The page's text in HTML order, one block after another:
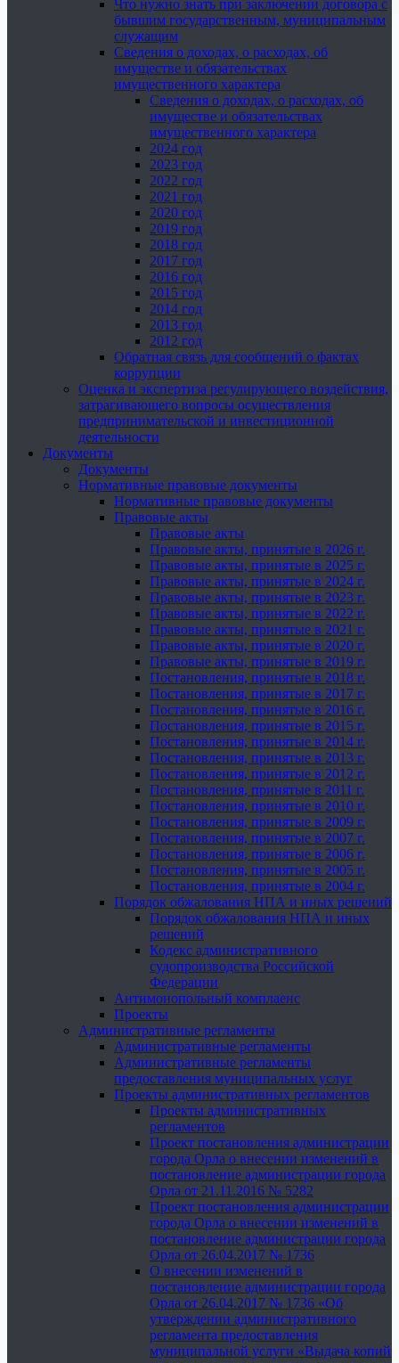
Что нужно знать при заключении договора с
бывшим государственным, муниципальным
служащим
Сведения о доходах, о расходах, об
имуществе и обязательствах
имущественного характера
Сведения о доходах, о расходах, об
имуществе и обязательствах
имущественного характера
2024 год
2023 год
2022 год
2021 год
2020 год
2019 год
2018 год
2017 год
2016 год
2015 год
2014 год
2013 год
2012 год
Обратная связь для сообщений о фактах
коррупции
Оценка и экспертиза регулирующего воздействия,
затрагивающего вопросы осуществления
предпринимательской и инвестиционной
деятельности
Документы
Документы
Нормативные правовые документы
Нормативные правовые документы
Правовые акты
Правовые акты
Правовые акты, принятые в 2026 г.
Правовые акты, принятые в 2025 г.
Правовые акты, принятые в 2024 г.
Правовые акты, принятые в 2023 г.
Правовые акты, принятые в 2022 г.
Правовые акты, принятые в 2021 г.
Правовые акты, принятые в 2020 г.
Правовые акты, принятые в 2019 г.
Постановления, принятые в 2018 г.
Постановления, принятые в 2017 г.
Постановления, принятые в 2016 г.
Постановления, принятые в 2015 г.
Постановления, принятые в 2014 г.
Постановления, принятые в 2013 г.
Постановления, принятые в 2012 г.
Постановления, принятые в 2011 г.
Постановления, принятые в 2010 г.
Постановления, принятые в 2009 г.
Постановления, принятые в 2007 г.
Постановления, принятые в 2006 г.
Постановления, принятые в 2005 г.
Постановления, принятые в 2004 г.
Порядок обжалования НПА и иных решений
Порядок обжалования НПА и иных
решений
Кодекс административного
судопроизводства Российской
Федерации
Антимонопольный комплаенс
Проекты
Административные регламенты
Административные регламенты
Административные регламенты
предоставления муниципальных услуг
Проекты административных регламентов
Проекты административных
регламентов
Проект постановления администрации
города Орла о внесении изменений в
постановление администрации города
Орла от 21.11.2016 № 5282
Проект постановления администрации
города Орла о внесении изменений в
постановление администрации города
Орла от 26.04.2017 № 1736
О внесении изменений в
постановление администрации города
Орла от 26.04.2017 № 1736 «Об
утверждении административного
регламента предоставления
муниципальной услуги «Выдача копий